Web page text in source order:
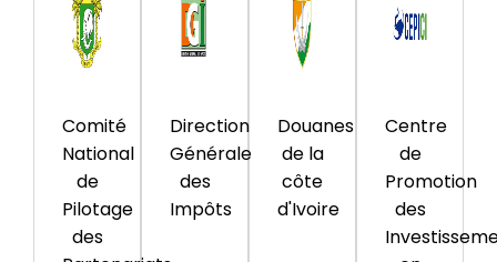
Comité
National
de
Pilotage
des
Direction
Générale
des
Impôts
Douanes
de la
côte
d'Ivoire
Centre
de
Promotion
des